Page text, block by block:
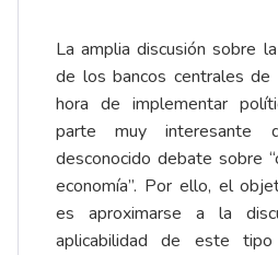
La amplia discusión sobre
de los bancos centrales de
hora de implementar
parte muy interesante
desconocido debate sobre
economía”. Por ello, el
es aproximarse a la
aplicabilidad de este